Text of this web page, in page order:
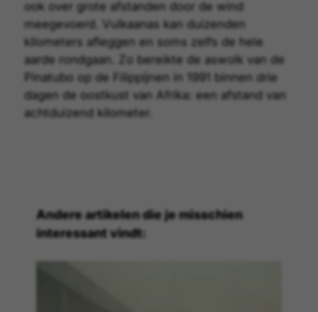
ook over grote afstanden door de wind
meegevoerd. Vulkaanas kan duizenden
kilometers afleggen en soms zelfs de hele
aarde rondgaan. Zo bereikte de aswolk van de
Pinatubo op de Filippijnen in 1991 binnen drie
dagen de oostkust van Afrika: een afstand van
achtduizend kilometer.
Andere artikelen die je misschien
interessant vindt: